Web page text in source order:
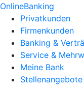
OnlineBanking
Privatkunden
Firmenkunden
Banking &
Service &
Meine Bank
Stellenangebote